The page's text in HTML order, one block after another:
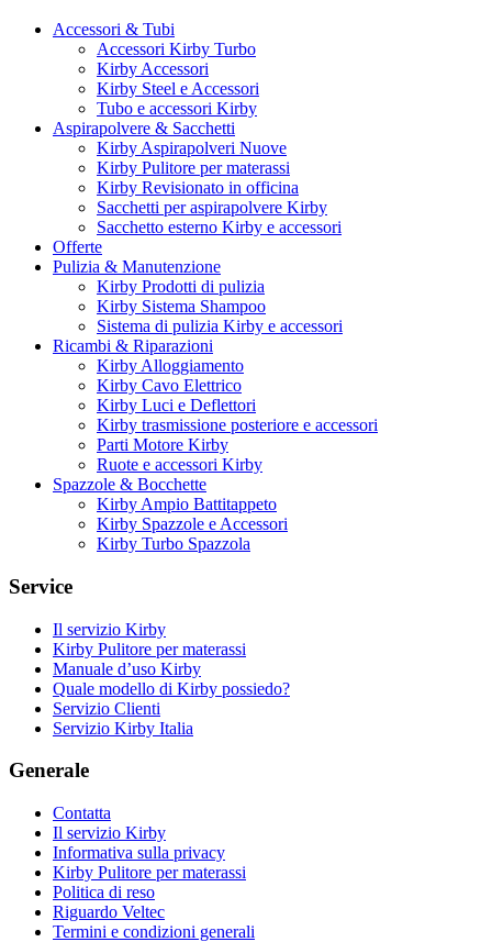
Accessori & Tubi
Accessori Kirby Turbo
Kirby Accessori
Kirby Steel e Accessori
Tubo e accessori Kirby
Aspirapolvere & Sacchetti
Kirby Aspirapolveri Nuove
Kirby Pulitore per materassi
Kirby Revisionato in officina
Sacchetti per aspirapolvere Kirby
Sacchetto esterno Kirby e accessori
Offerte
Pulizia & Manutenzione
Kirby Prodotti di pulizia
Kirby Sistema Shampoo
Sistema di pulizia Kirby e accessori
Ricambi & Riparazioni
Kirby Alloggiamento
Kirby Cavo Elettrico
Kirby Luci e Deflettori
Kirby trasmissione posteriore e accessori
Parti Motore Kirby
Ruote e accessori Kirby
Spazzole & Bocchette
Kirby Ampio Battitappeto
Kirby Spazzole e Accessori
Kirby Turbo Spazzola
Service
Il servizio Kirby
Kirby Pulitore per materassi
Manuale d’uso Kirby
Quale modello di Kirby possiedo?
Servizio Clienti
Servizio Kirby Italia
Generale
Contatta
Il servizio Kirby
Informativa sulla privacy
Kirby Pulitore per materassi
Politica di reso
Riguardo Veltec
Termini e condizioni generali